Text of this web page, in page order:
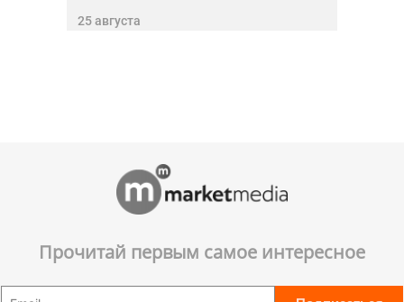
25 августа
Прочитай первым самое интересное